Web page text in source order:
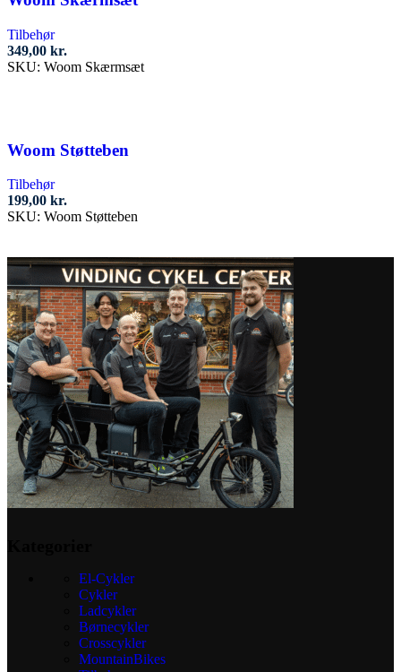
Tilbehør
349,00 kr.
SKU: Woom Skærmsæt
Woom Støtteben
Tilbehør
199,00 kr.
SKU: Woom Støtteben
El-Cykler
Cykler
Ladcykler
Børnecykler
Crosscykler
MountainBikes